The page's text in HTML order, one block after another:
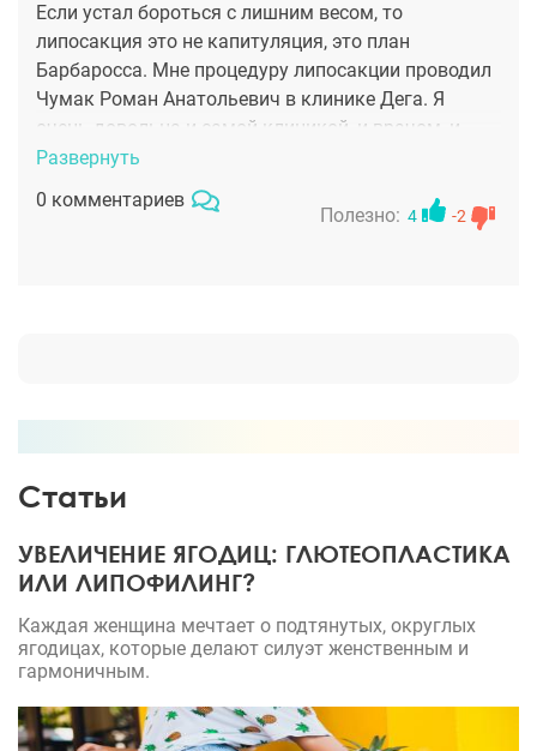
Если устал бороться с лишним весом, то
липосакция это не капитуляция, это план
Барбаросса. Мне процедуру липосакции проводил
Чумак Роман Анатольевич в клинике Дега. Я
очень довольна и самой клиникой, и врачом, и
результатом. Быть стройным и красивым должно
быть доступно каждому. В клинике Дега я
чувствовала прежде всего поддержку врачей и
Развернуть
0 комментариев
Полезно: 4 -2
Статьи
УВЕЛИЧЕНИЕ ЯГОДИЦ: ГЛЮТЕОПЛАСТИКА
ИЛИ ЛИПОФИЛИНГ?
Каждая женщина мечтает о подтянутых, округлых
ягодицах, которые делают силуэт женственным и
гармоничным.